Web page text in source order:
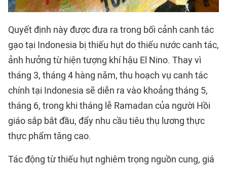
Quyết định này được đưa ra trong bối cảnh canh tác
gạo tại Indonesia bị thiếu hụt do thiếu nước canh tác,
ảnh hưởng từ hiện tượng khí hậu El Nino. Thay vì
tháng 3, tháng 4 hàng năm, thu hoạch vụ canh tác
chính tại Indonesia sẽ diễn ra vào khoảng tháng 5,
tháng 6, trong khi tháng lễ Ramadan của người Hồi
giáo sắp bắt đầu, đẩy nhu cầu tiêu thụ lương thực
thực phẩm tăng cao.
Tác động từ thiếu hụt nghiêm trọng nguồn cung, giá